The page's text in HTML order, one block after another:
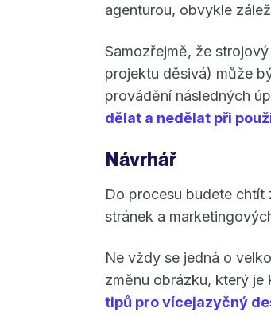
agenturou, obvykle
Samozřejmě, že
projektu děsivá) může
provádění následných
dělat a nedělat při
Návrhář
Do procesu budete
stránek a
Ne vždy se jedná o
změnu obrázku, který je
tipů pro vícejazyčný